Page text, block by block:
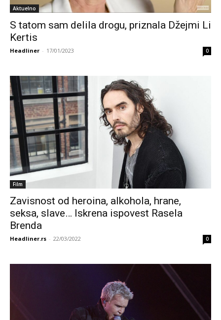
Aktuelno
S tatom sam delila drogu, priznala Džejmi Li
Kertis
Headliner - 17/01/2023 0
Film
Zavisnost od heroina, alkohola, hrane,
seksa, slave… Iskrena ispovest Rasela
Brenda
Headliner.rs - 22/03/2022 0